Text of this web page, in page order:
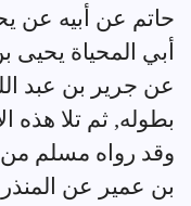
حاتم عن أبيه عن
أبي المحياة
عن جرير بن عبد
بطوله, ثم تلا هذه
وقد رواه مسلم من
بن عمير عن